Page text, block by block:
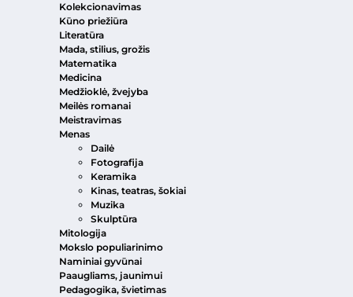
Kolekcionavimas
Kūno priežiūra
Literatūra
Mada, stilius, grožis
Matematika
Medicina
Medžioklė, žvejyba
Meilės romanai
Meistravimas
Menas
Dailė
Fotografija
Keramika
Kinas, teatras, šokiai
Muzika
Skulptūra
Mitologija
Mokslo populiarinimo
Naminiai gyvūnai
Paaugliams, jaunimui
Pedagogika, švietimas